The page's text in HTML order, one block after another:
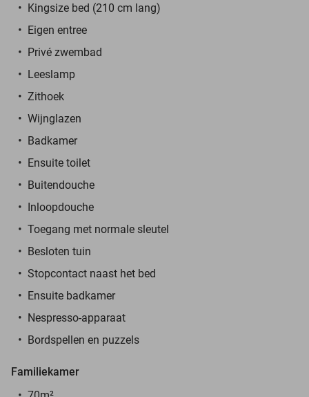
Kingsize bed (210 cm lang)
Eigen entree
Privé zwembad
Leeslamp
Zithoek
Wijnglazen
Badkamer
Ensuite toilet
Buitendouche
Inloopdouche
Toegang met normale sleutel
Besloten tuin
Stopcontact naast het bed
Ensuite badkamer
Nespresso-apparaat
Bordspellen en puzzels
Familiekamer